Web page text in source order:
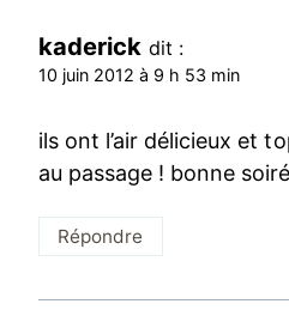
kaderick dit :
10 juin 2012 à 9 h 53 min
ils ont l’air délicieux et
au passage ! bonne
Répondre